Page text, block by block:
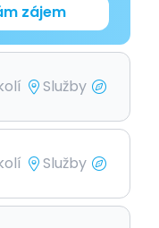
zájem
Služby
Služby